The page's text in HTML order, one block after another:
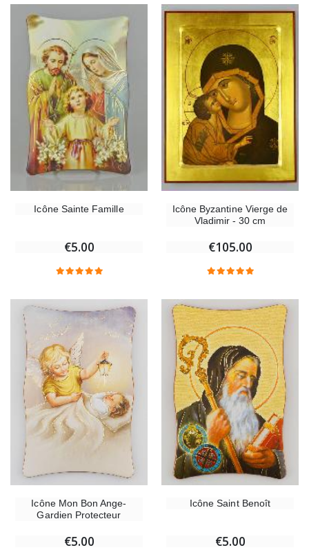
Icône Sainte Famille
€5.00
Icône Byzantine Vierge de
Vladimir - 30 cm
€105.00
Icône Mon Bon Ange-
Gardien Protecteur
€5.00
Icône Saint Benoît
€5.00